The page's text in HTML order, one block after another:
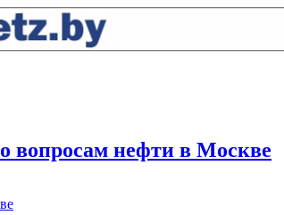
вопросам нефти в Москве